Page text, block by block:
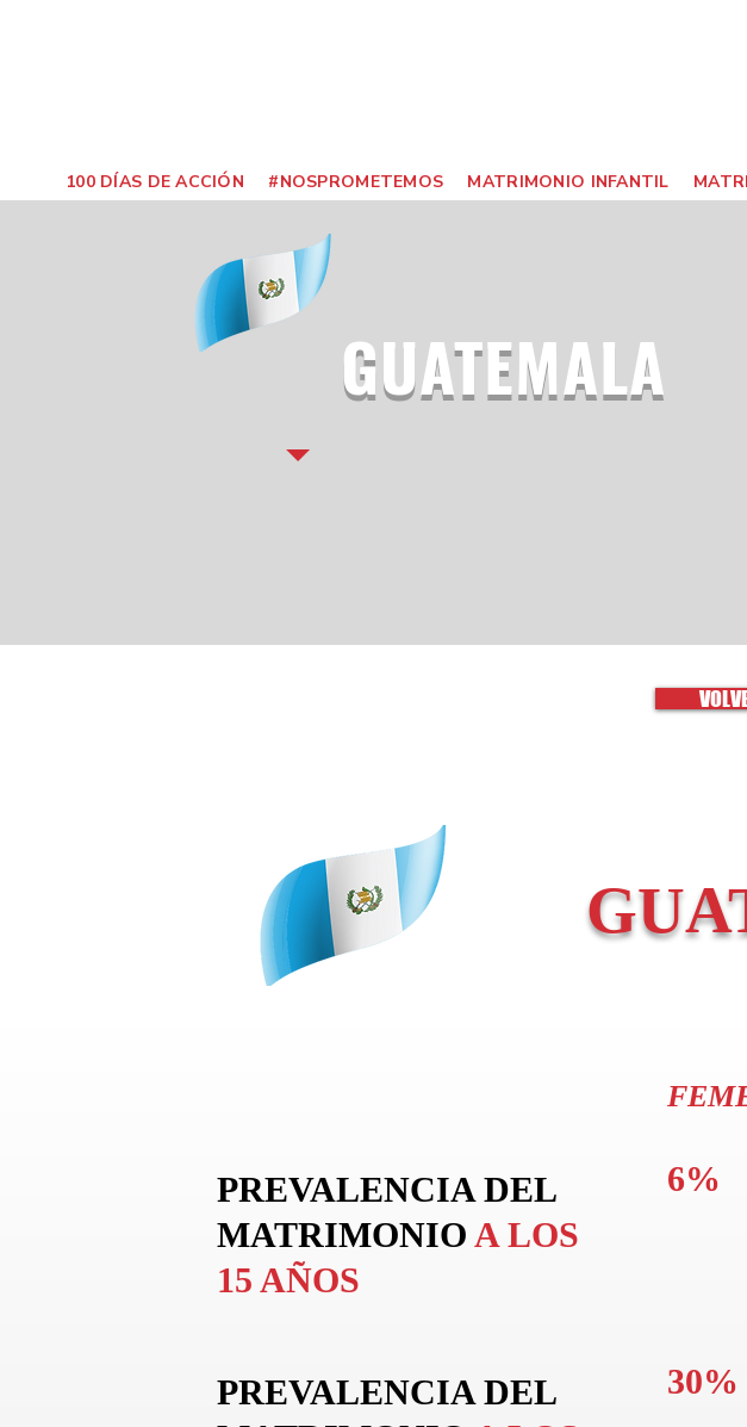
GUATEMALA
PREVALENCIA DEL
MATRIMONIO A LOS
15 AÑOS
6%
PREVALENCIA DEL
30%
100 DÍAS DE ACCIÓN #NOSPROMETEMOS MATRIMONIO INFANTIL